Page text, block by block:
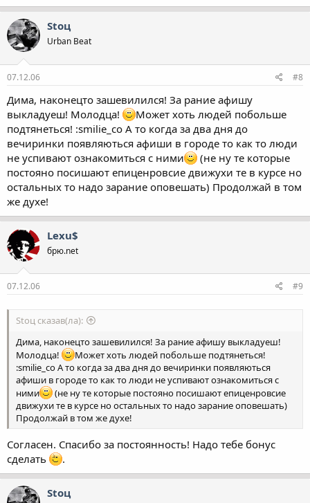
Stoц
Urban Beat
07.12.06 #8
Дима, наконецто зашевилился! За рание афишу
выкладуеш! Молодца!
Может хоть людей побольше
подтянеться! :smilie_co А то когда за два дня до
вечиринки появляються афиши в городе то как то люди
не успивают ознакомиться с ними
(не ну те которые
постояно посишают епиценровсие движухи те в курсе но
остальных то надо зарание оповешать) Продолжай в том
же духе!
Lexu$
брю.net
07.12.06 #9
Stoц сказав(ла):
Дима, наконецто зашевилился! За рание афишу выкладуеш!
Молодца!
Может хоть людей побольше подтянеться!
:smilie_co А то когда за два дня до вечиринки появляються
афиши в городе то как то люди не успивают ознакомиться с
ними
(не ну те которые постояно посишают епиценровсие
движухи те в курсе но остальных то надо зарание оповешать)
Продолжай в том же духе!
Согласен. Спасибо за постоянность! Надо тебе бонус
сделать
.
Stoц